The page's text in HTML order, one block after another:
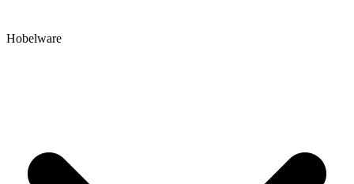
Hobelware